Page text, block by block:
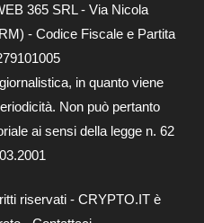
365 SRL - Via Nicola
- Codice Fiscale e Partita
in quanto viene
Non può pertanto
ai sensi della legge n. 62
riservati - CRYPTO.IT è